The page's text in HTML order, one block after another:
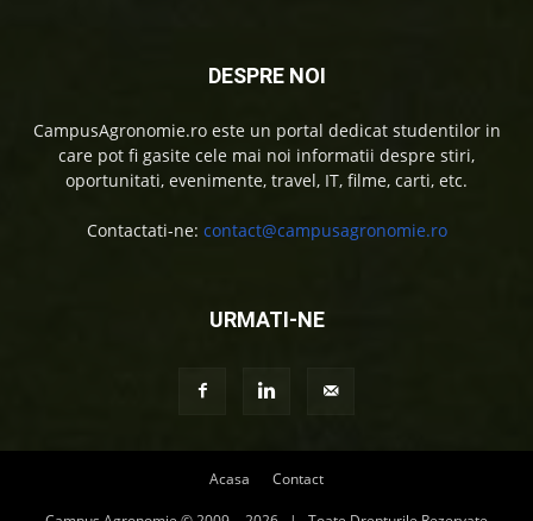
DESPRE NOI
CampusAgronomie.ro este un portal dedicat studentilor in
care pot fi gasite cele mai noi informatii despre stiri,
oportunitati, evenimente, travel, IT, filme, carti, etc.
Contactati-ne: contact@campusagronomie.ro
URMATI-NE
Acasa Contact